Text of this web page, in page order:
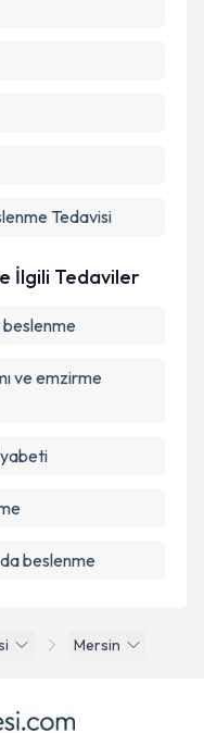
Mersin
Tedavisi
İlgili Tedaviler
ve emzirme
beslenme